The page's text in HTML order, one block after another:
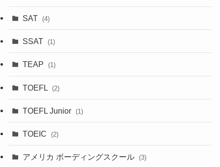
SAT (4)
SSAT (1)
TEAP (1)
TOEFL (2)
TOEFL Junior (1)
TOEIC (2)
アメリカ ボーディングスクール (3)